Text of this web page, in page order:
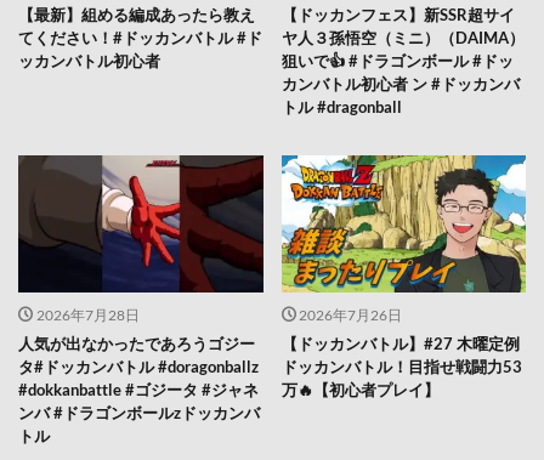
【最新】組める編成あったら教え
てください！#ドッカンバトル #ド
ッカンバトル初心者
【ドッカンフェス】新SSR超サイ
ヤ人３孫悟空（ミニ）（DAIMA）
狙いで👍 #ドラゴンボール #ドッ
カンバトル初心者 ン #ドッカンバ
トル #dragonball
2026年7月28日
人気が出なかったであろうゴジー
タ#ドッカンバトル #doragonballz
#dokkanbattle #ゴジータ #ジャネ
ンバ #ドラゴンボールzドッカンバ
トル
2026年7月26日
【ドッカンバトル】#27 木曜定例
ドッカンバトル！目指せ戦闘力53
万🔥【初心者プレイ】